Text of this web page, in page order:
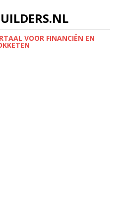
VOOR FINANCIËN EN